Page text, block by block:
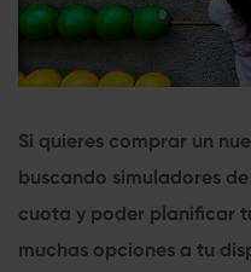
Si quieres comprar un
buscando simuladores
cuota y poder planificar
muchas opciones a tu